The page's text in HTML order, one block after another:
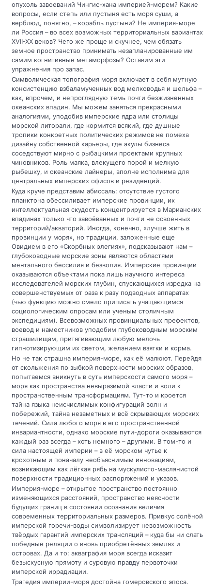
опухоль завоеваний Чингис-хана империей-морем? Какие
вопросы, если степь или пустыня есть моря суши, а
верблюд, понятно, – корабль пустыни? Не империя-море
ли Россия – во всех возможных территориальных вариантах
XVII-XX веков? Чего же проще и скучнее, чем обязать
земное пространство принимать незапланированные им
самим когнитивные метаморфозы? Оставим эти
упражнения про запас.
Символическая топография моря включает в себя мутную
консистенцию взбаламученных вод мелководья и шельфа –
как, впрочем, и непроглядную темь почти безжизненных
океанских впадин. Мы можем заняться прекрасными
аналогиями, уподобив имперские ядра или столицы
морской литорали, где кормится всякий, где душные
тропики конкретных политических режимов не помеха
дизайну собственной карьеры, где акулы бизнеса
соседствуют мирно с рыбацкими проектами крупных
чиновников. Роль маяка, влекущего порой и мелкую
рыбешку, и океанские лайнеры, вполне исполнима для
центральных имперских офисов и резиденций.
Куда круче представим абиссаль: отсутствие густого
планктона обессиливает имперские провинции, их
интеллектуальная скудость концентрируется в Марианских
впадинах только что завоёванных и почти не освоенных
территорий/акваторий. Иногда, конечно, «лучше жить в
провинции у моря», но традиции, заложенные еще
Овидием в его «Скорбных элегиях», подсказывают нам –
глубоководные морские зоны являются областями
ментального бессилия и безволия. Имперские провинции
оказываются объектами пока лишь научного интереса
исследователей морских глубин, спускающихся изредка на
совершенствуемых от раза к разу подводных аппаратах
(чью функцию можно смело приписать учащающимся
социологическим опросам или ученым столичным
экспедициям). Всевозможных провинциальных префектов,
воевод и наместников уподобим глубоководным морским
страшилищам, притягивающим любую мелочь
гипнотизирующим их светом, желанием взятки и корма.
Но не так страшна империя-море, как её малюют. Перейдя
от скольжения по зыбкой поверхности морских образов,
попытаемся вникнуть в суть имперскости самого моря –
моря как пространства невыразимой власти и воли к
пространственным трансформациям. Тут-то и кроется
тайна языка неисчислимых конфигураций волн и
побережий, тайна незаметных и всё скрывающих морских
течений. Сила любого моря в его пространственной
инвариантности, однако морские пути-дороги оказываются
каждый раз всегда – хоть немного – другими. В том-то и
сила настоящей империи – в её морском чутье к
крохотным и поначалу необъяснимым инновациям,
возникающим как лёгкая рябь на мускулисто-маслянистой
поверхности традиционных распоряжений и указов.
Империя-море – открытое пространство постоянно
изменяющихся расстояний, пространство неясности
будущих границ в состоянии осознания величия
современных территориальных размеров. Привкус солёной
имперской горечи-воды символизирует невозможность
твёрдых гарантий имперских трансляций – куда бы ни слать
победные реляции о вновь приобретённых землях и
островах. Да и то: акваграфия моря всегда исказит
безыскусную прямоту и суровую правду первоточки
имперской иррадиации.
Трагедия империи-моря достойна гомеровского эпоса.